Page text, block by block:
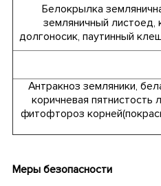
Белокрылка
земляничный листоед,
долгоносик, паутинный
Антракноз земляники,
коричневая пятнистость
фитофтороз
Меры безопасности